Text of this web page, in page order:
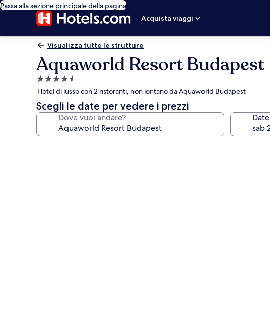
Passa alla sezione principale della pagina
Acquista viaggi
Visualizza tutte le strutture
Aquaworld Resort Budapest
Struttura
a
4.5
stelle
Hotel di lusso con 2 ristoranti, non lontano da Aquaworld Budapest
Scegli le date per vedere i prezzi
Dove vuoi andare? Date